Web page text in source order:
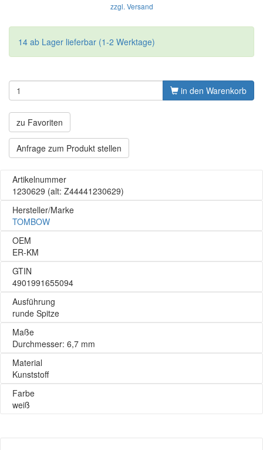
zzgl. Versand
14 ab Lager lieferbar (1-2 Werktage)
in den Warenkorb
zu Favoriten
Anfrage zum Produkt stellen
Artikelnummer
1230629 (alt: Z44441230629)
Hersteller/Marke
TOMBOW
OEM
ER-KM
GTIN
4901991655094
Ausführung
runde Spitze
Maße
Durchmesser: 6,7 mm
Material
Kunststoff
Farbe
weiß